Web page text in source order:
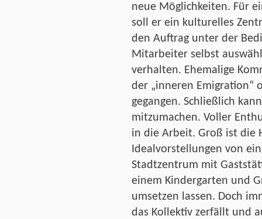
neue Möglichkeiten. Für
soll er ein kulturelles
den Auftrag unter der
Mitarbeiter selbst
verhalten. Ehemalige
der „inneren Emigration“
gegangen. Schließlich
mitzumachen. Voller
in die Arbeit. Groß ist die
Idealvorstellungen von
Stadtzentrum mit
einem Kindergarten und
umsetzen lassen. Doch
das Kollektiv zerfällt und